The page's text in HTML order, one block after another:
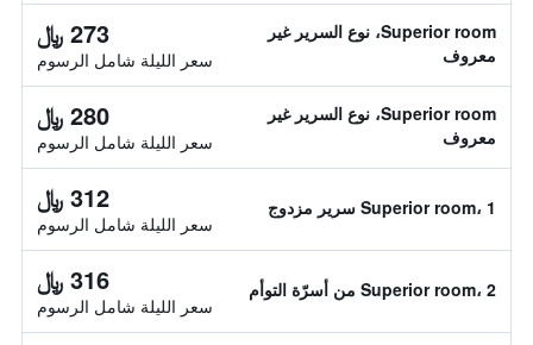
Superior room، نوع السرير غير
معروف
273 ﷼
سعر الليلة شامل الرسوم
Superior room، نوع السرير غير
معروف
280 ﷼
سعر الليلة شامل الرسوم
Superior room، 1 سرير مزدوج 312 ﷼
سعر الليلة شامل الرسوم
Superior room، 2 من أسرّة التوأم 316 ﷼
سعر الليلة شامل الرسوم